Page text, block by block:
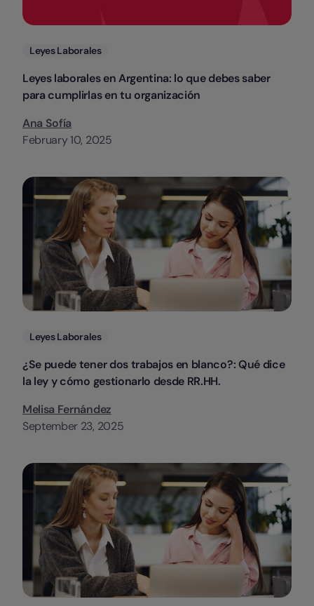
Categorias
Leyes Laborales
Leyes laborales en Argentina: lo que debes saber
para cumplirlas en tu organización
Ana Sofía
February 10, 2025
Categorias
Leyes Laborales
¿Se puede tener dos trabajos en blanco?: Qué dice
la ley y cómo gestionarlo desde RR.HH.
Melisa Fernández
September 23, 2025